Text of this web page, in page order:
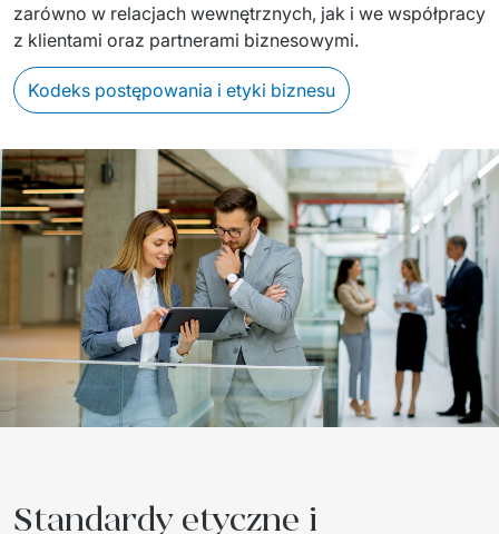
zarówno w relacjach wewnętrznych, jak i we współpracy
z klientami oraz partnerami biznesowymi.
Kodeks postępowania i etyki biznesu
Standardy etyczne i